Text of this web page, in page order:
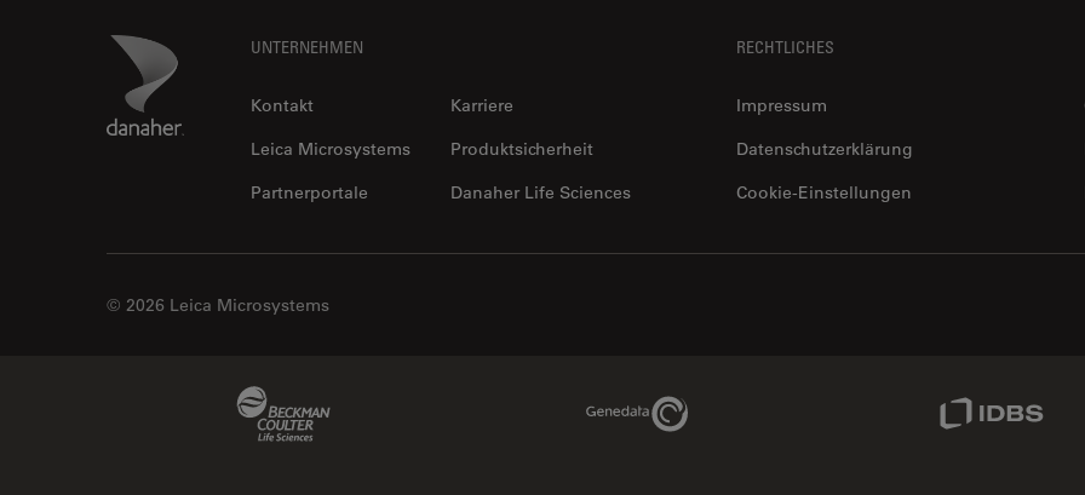
Danaher Logo UNTERNEHMEN
Kontakt
Karriere
Leica Microsystems
Produktsicherheit
Partnerportale
Danaher Life Sciences
RECHTLICHES
Impressum
Datenschutzerklärung
Cookie-Einstellungen
© 2026 Leica Microsystems
Genedata Link